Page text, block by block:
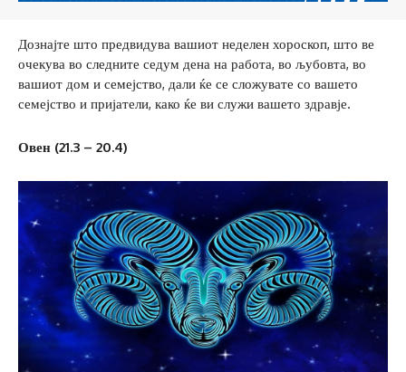
Дознајте што предвидува вашиот неделен хороскоп, што ве
очекува во следните седум дена на работа, во љубовта, во
вашиот дом и семејство, дали ќе се сложувате со вашето
семејство и пријатели, како ќе ви служи вашето здравје.
Овен (21.3 – 20.4)